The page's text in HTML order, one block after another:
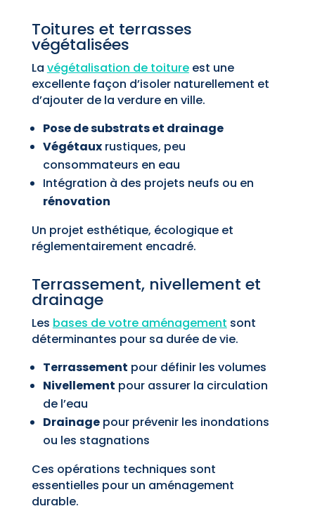
Toitures et terrasses
végétalisées
La végétalisation de toitureest une
excellente façon d’isoler naturellement et
d’ajouter de la verdure en ville.
Pose de substrats et drainage
Végétauxrustiques, peu
consommateurs en eau
Intégration à des projets neufs ou en
rénovation
Un projet esthétique, écologique et
réglementairement encadré.
Terrassement, nivellement et
drainage
Les bases de votre aménagement sont
déterminantes pour sa durée de vie.
Terrassement pour définir les volumes
Nivellement pour assurer la circulation
de l’eau
Drainagepour prévenir les inondations
ou les stagnations
Ces opérations techniques sont
essentielles pour un aménagement
durable.